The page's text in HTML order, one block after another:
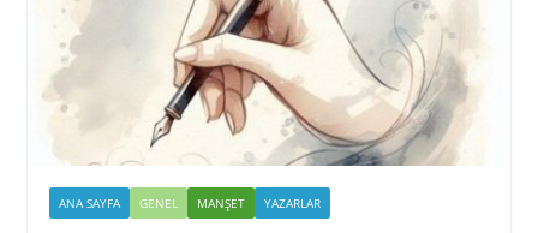
ANA SAYFA GENEL MANŞET YAZARLAR